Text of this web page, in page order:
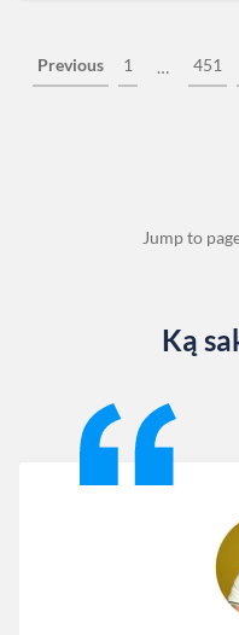
Previous 1 … 451
Jump to
Ką